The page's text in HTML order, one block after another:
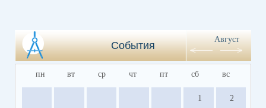
События
Август
пн вт ср чт пт сб вс
1 2